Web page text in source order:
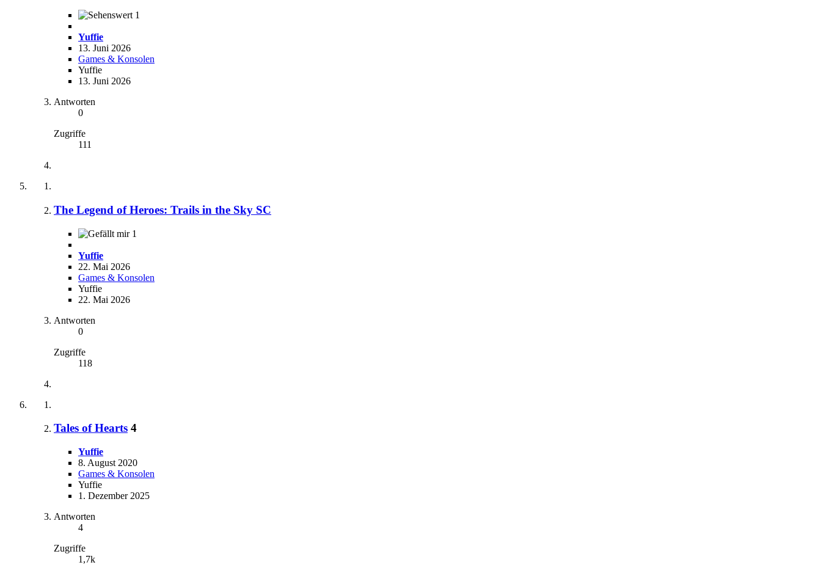
1
Yuffie
13. Juni 2026
Games & Konsolen
Yuffie
13. Juni 2026
Antworten
0
Zugriffe
111
The Legend of Heroes: Trails in the Sky SC
1
Yuffie
22. Mai 2026
Games & Konsolen
Yuffie
22. Mai 2026
Antworten
0
Zugriffe
118
Tales of Hearts 4
Yuffie
8. August 2020
Games & Konsolen
Yuffie
1. Dezember 2025
Antworten
4
Zugriffe
1,7k